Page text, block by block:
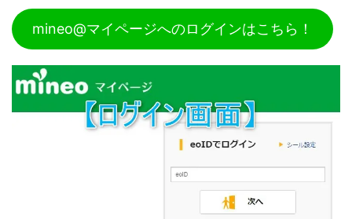
mineo@マイページへのログインはこちら！